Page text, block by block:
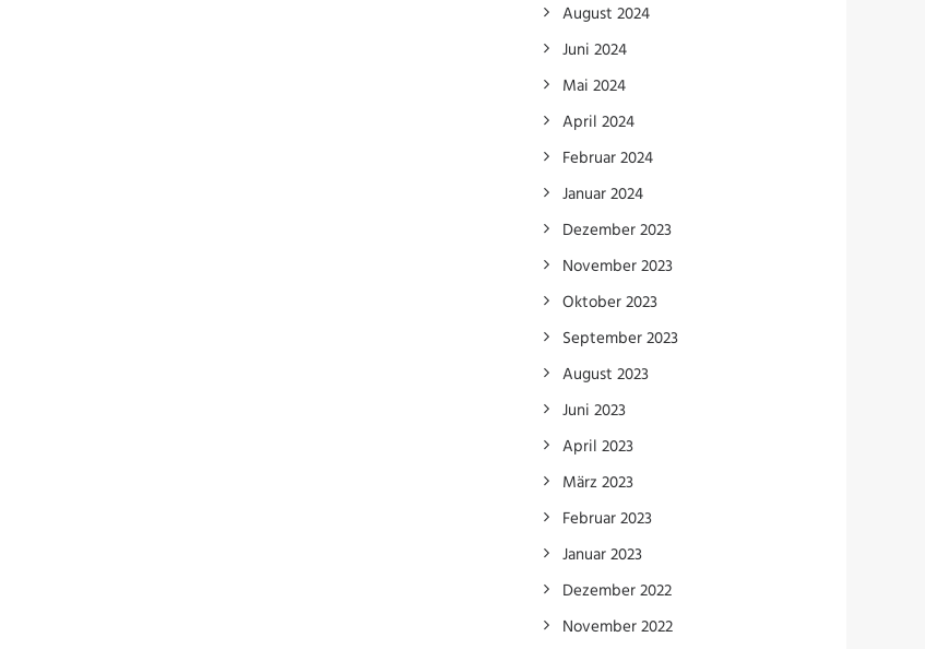
August 2024
Juni 2024
Mai 2024
April 2024
Februar 2024
Januar 2024
Dezember 2023
November 2023
Oktober 2023
September 2023
August 2023
Juni 2023
April 2023
März 2023
Februar 2023
Januar 2023
Dezember 2022
November 2022